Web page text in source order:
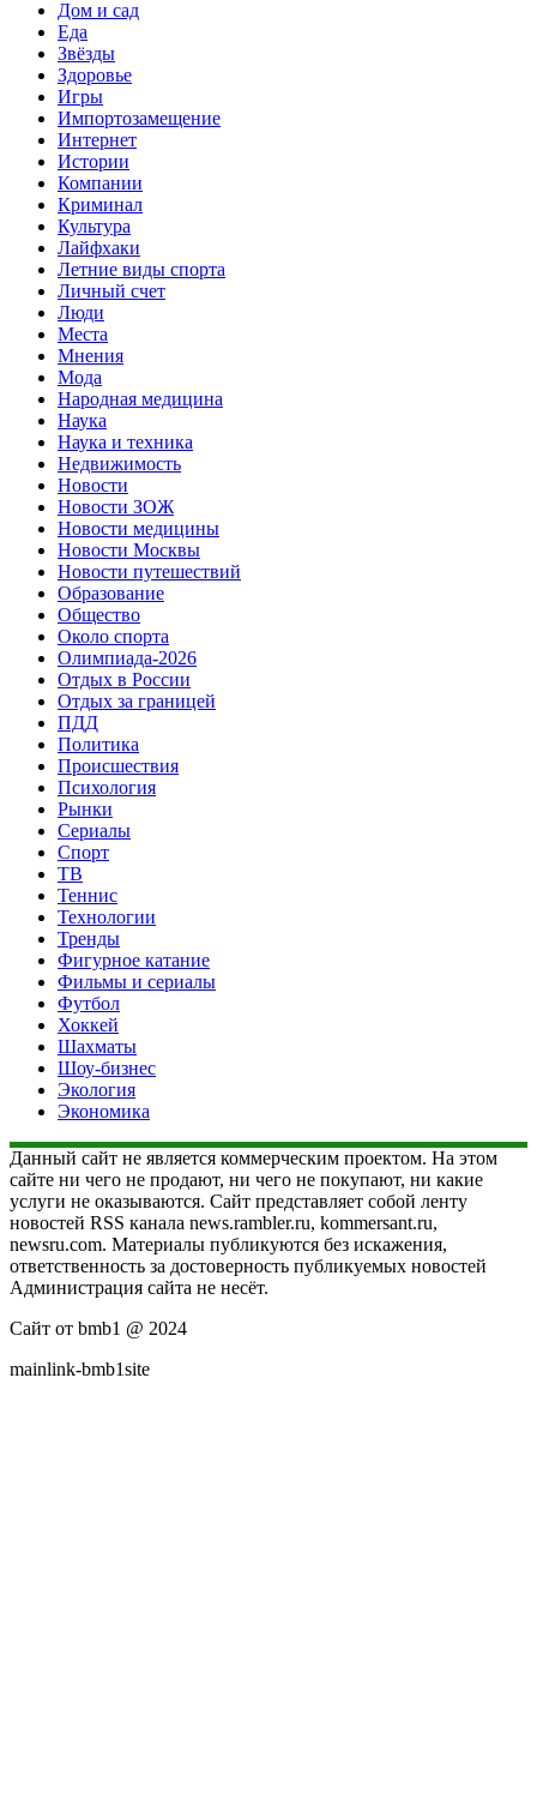
Дом и сад
Еда
Звёзды
Здоровье
Игры
Импортозамещение
Интернет
Истории
Компании
Криминал
Культура
Лайфхаки
Летние виды спорта
Личный счет
Люди
Места
Мнения
Мода
Народная медицина
Наука
Наука и техника
Недвижимость
Новости
Новости ЗОЖ
Новости медицины
Новости Москвы
Новости путешествий
Образование
Общество
Около спорта
Олимпиада-2026
Отдых в России
Отдых за границей
ПДД
Политика
Происшествия
Психология
Рынки
Сериалы
Спорт
ТВ
Теннис
Технологии
Тренды
Фигурное катание
Фильмы и сериалы
Футбол
Хоккей
Шахматы
Шоу-бизнес
Экология
Экономика
Данный сайт не является коммерческим проектом. На этом
сайте ни чего не продают, ни чего не покупают, ни какие
услуги не оказываются. Сайт представляет собой ленту
новостей RSS канала news.rambler.ru, kommersant.ru,
newsru.com. Материалы публикуются без искажения,
ответственность за достоверность публикуемых новостей
Администрация сайта не несёт.
Сайт от bmb1 @ 2024
mainlink-bmb1site